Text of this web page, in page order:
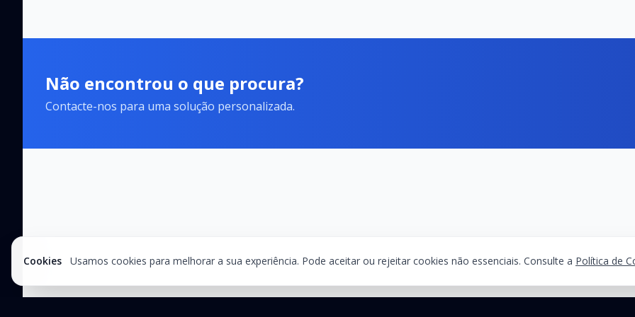
Cookies Usamos cookies para melhorar a sua experiência. Pode aceitar ou rejeitar cookies não essenciais. Consulte a Política de
Não encontrou o que procura?
Contacte-nos para uma solução personalizada.